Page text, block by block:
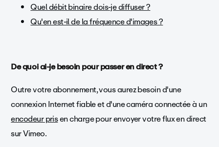
Quel débit binaire dois-je diffuser ?
Qu'en est-il de la fréquence d'images ?
De quoi ai-je besoin pour passer en direct ?
Outre votre abonnement, vous aurez besoin d'une
connexion Internet fiable et d'une caméra connectée à un
encodeur prisen charge pour envoyer votre flux en direct
sur Vimeo.